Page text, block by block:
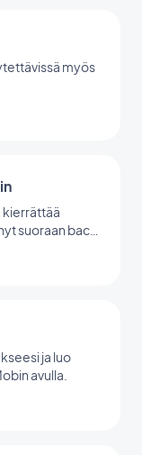
myös
kierrättää
suoraan back
ja luo
avulla.